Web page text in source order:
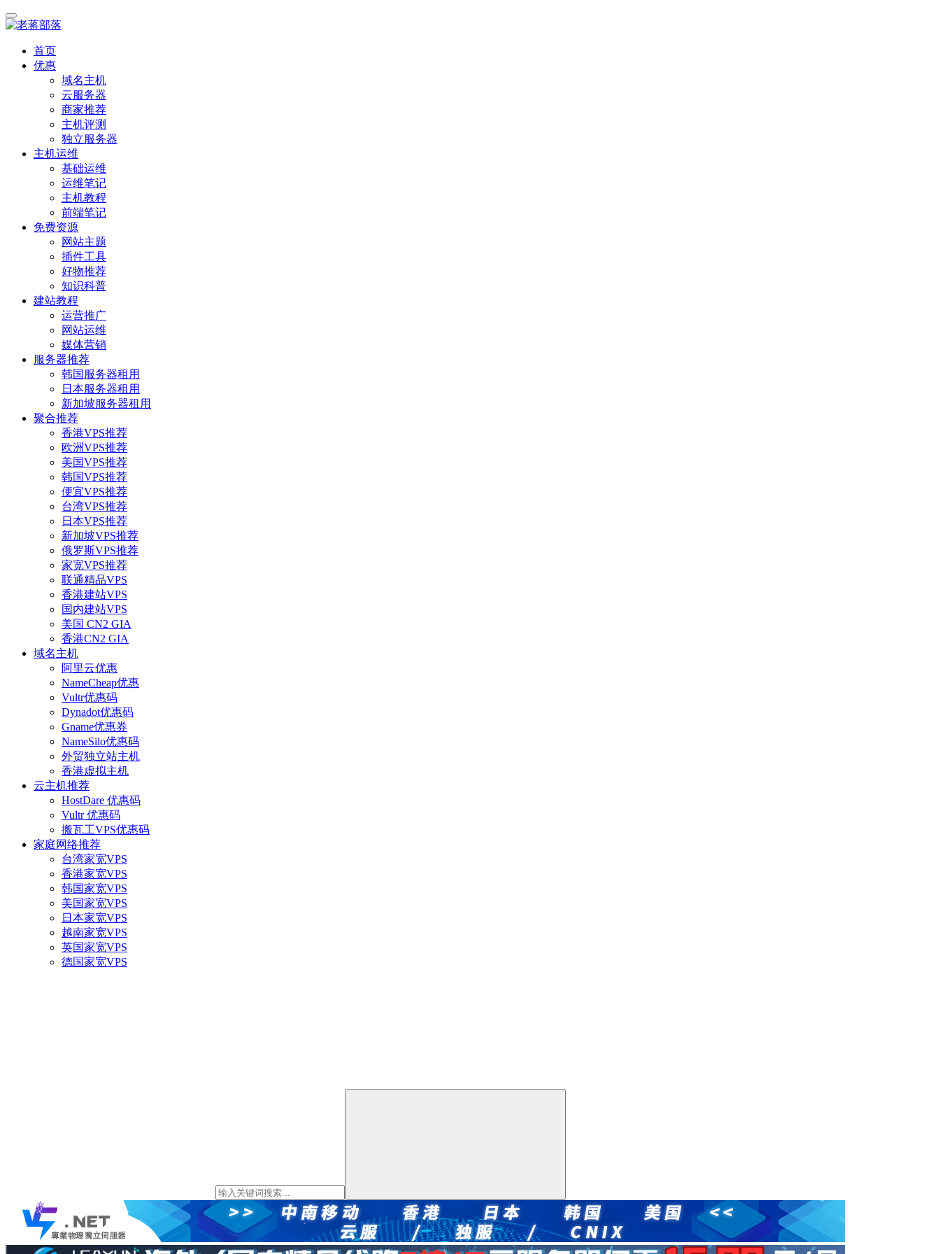
首页
优惠
域名主机
云服务器
商家推荐
主机评测
独立服务器
主机运维
基础运维
运维笔记
主机教程
前端笔记
免费资源
网站主题
插件工具
好物推荐
知识科普
建站教程
运营推广
网站运维
媒体营销
服务器推荐
韩国服务器租用
日本服务器租用
新加坡服务器租用
聚合推荐
香港VPS推荐
欧洲VPS推荐
美国VPS推荐
韩国VPS推荐
便宜VPS推荐
台湾VPS推荐
日本VPS推荐
新加坡VPS推荐
俄罗斯VPS推荐
家宽VPS推荐
联通精品VPS
香港建站VPS
国内建站VPS
美国 CN2 GIA
香港CN2 GIA
域名主机
阿里云优惠
NameCheap优惠
Vultr优惠码
Dynadot优惠码
Gname优惠券
NameSilo优惠码
外贸独立站主机
香港虚拟主机
云主机推荐
HostDare 优惠码
Vultr 优惠码
搬瓦工VPS优惠码
家庭网络推荐
台湾家宽VPS
香港家宽VPS
韩国家宽VPS
美国家宽VPS
日本家宽VPS
越南家宽VPS
英国家宽VPS
德国家宽VPS